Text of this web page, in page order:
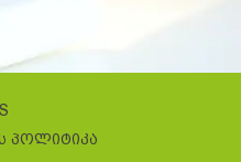
ᲞᲝᲚᲘᲢᲘᲙᲐ